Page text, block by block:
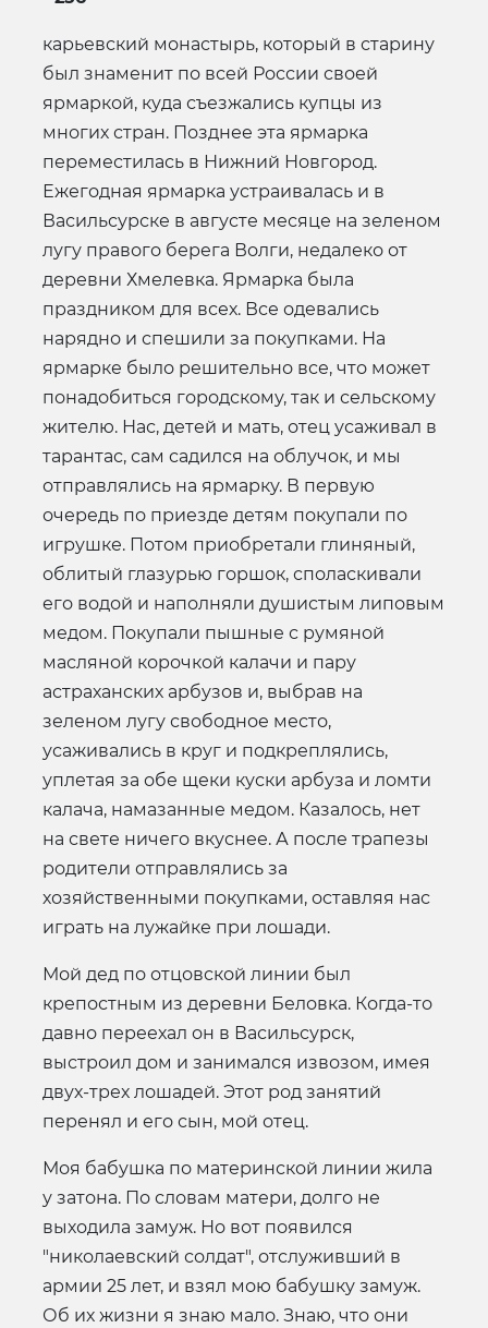
карьевский монастырь, который в старину
был знаменит по всей России своей
ярмаркой, куда съезжались купцы из
многих стран. Позднее эта ярмарка
переместилась в Нижний Новгород.
Ежегодная ярмарка устраивалась и в
Васильсурске в августе месяце на зеленом
лугу правого берега Волги, недалеко от
деревни Хмелевка. Ярмарка была
праздником для всех. Все одевались
нарядно и спешили за покупками. На
ярмарке было решительно все, что может
понадобиться городскому, так и сельскому
жителю. Нас, детей и мать, отец усаживал в
тарантас, сам садился на облучок, и мы
отправлялись на ярмарку. В первую
очередь по приезде детям покупали по
игрушке. Потом приобретали глиняный,
облитый глазурью горшок, споласкивали
его водой и наполняли душистым липовым
медом. Покупали пышные с румяной
масляной корочкой калачи и пару
астраханских арбузов и, выбрав на
зеленом лугу свободное место,
усаживались в круг и подкреплялись,
уплетая за обе щеки куски арбуза и ломти
калача, намазанные медом. Казалось, нет
на свете ничего вкуснее. А после трапезы
родители отправлялись за
хозяйственными покупками, оставляя нас
играть на лужайке при лошади.
Мой дед по отцовской линии был
крепостным из деревни Беловка. Когда-то
давно переехал он в Васильсурск,
выстроил дом и занимался извозом, имея
двух-трех лошадей. Этот род занятий
перенял и его сын, мой отец.
Моя бабушка по материнской линии жила
у затона. По словам матери, долго не
выходила замуж. Но вот появился
"николаевский солдат", отслуживший в
армии 25 лет, и взял мою бабушку замуж.
Об их жизни я знаю мало. Знаю, что они